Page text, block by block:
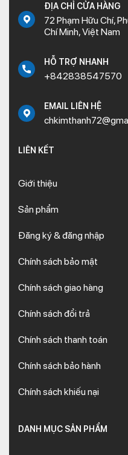
ĐỊA CHỈ CỬA HÀNG
72 Phạm Hữu Chí,
Chí Minh, Việt Nam
HỖ TRỢ NHANH
+842838547570
EMAIL LIÊN HỆ
LIÊN KẾT
Giới thiệu
Sản phẩm
Đăng ký & đăng nhập
Chính sách bảo mật
Chính sách giao hàng
Chính sách đổi trả
Chính sách thanh toán
Chính sách bảo hành
Chính sách khiếu nại
DANH MỤC SẢN PHẨM